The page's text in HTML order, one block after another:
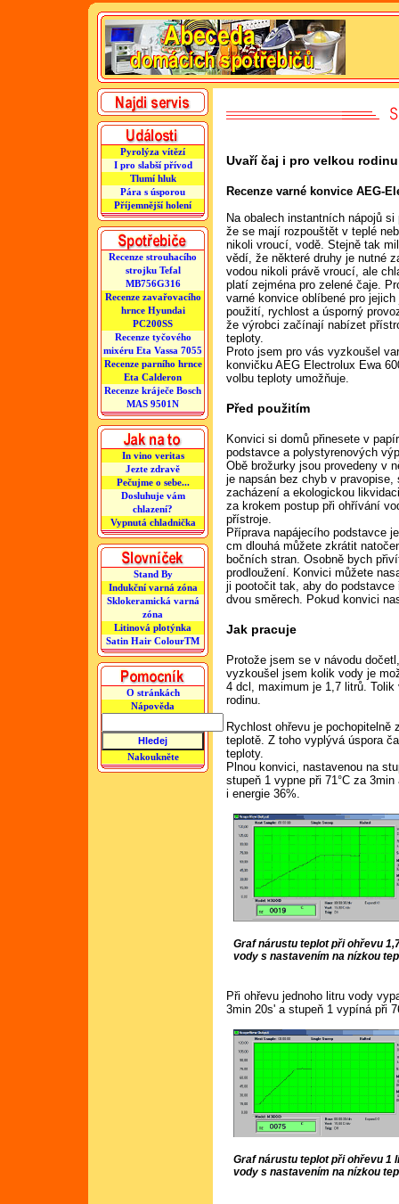
Pyrolýza vítězí
I pro slabší přívod
Tlumí hluk
Pára s úsporou
Příjemnější holení
Recenze strouhacího
strojku Tefal
MB756G316
Recenze zavařovacího
hrnce Hyundai
PC200SS
Recenze tyčového
mixéru Eta Vassa 7055
Recenze parního hrnce
Eta Calderon
Recenze kráječe Bosch
MAS 9501N
In vino veritas
Jezte zdravě
Pečujme o sebe...
Dosluhuje vám
chlazení?
Vypnutá chladnička
Stand By
Indukční varná zóna
Sklokeramická varná
zóna
Litinová plotýnka
Satin Hair ColourTM
O stránkách
Nápověda
Nakoukněte
Uvaří čaj i pro velkou rodinu
Recenze varné konvice AEG-
Na obalech instantních nápojů si
že se mají rozpouštět v teplé
nikoli vroucí, vodě. Stejně tak
vědí, že některé druhy je nutné
vodou nikoli právě vroucí, ale
platí zejména pro zelené čaje.
varné konvice oblíbené pro jejich
použití, rychlost a úsporný
že výrobci začínají nabízet
teploty.
Proto jsem pro vás vyzkoušel
konvičku AEG Electrolux Ewa
volbu teploty umožňuje.
Před použitím
Konvici si domů přinesete v
podstavce a polystyrenových
Obě brožurky jsou provedeny v
je napsán bez chyb v
zacházení a ekologickou
za krokem postup při ohřívání
přístroje.
Příprava napájecího podstavce
cm dlouhá můžete zkrátit
bočních stran. Osobně bych
prodloužení. Konvici můžete
ji pootočit tak, aby do
dvou směrech. Pokud konvici
Jak pracuje
Protože jsem se v návodu
vyzkoušel jsem kolik vody je
4 dcl, maximum je 1,7 litrů.
rodinu.
Rychlost ohřevu je pochopitelně
teplotě. Z toho vyplývá úspora
teploty.
Plnou konvici, nastavenou na
stupeň 1 vypne při 71°C za
i energie 36%.
Graf nárustu teplot při ohřevu
vody s nastavením na nízkou
Při ohřevu jednoho litru vody
3min 20s' a stupeň 1 vypíná při
Graf nárustu teplot při ohřevu 1
vody s nastavením na nízkou